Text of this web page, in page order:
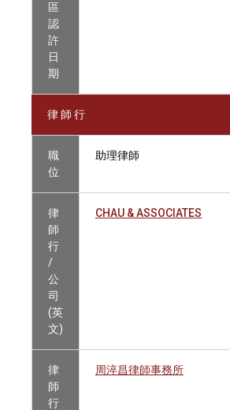
區
認
許
日
期
律 師 行
職
位
助理律師
律
師
行
/
公
司
(英
文)
CHAU & ASSOCIATES
律
師
行
周淬昌律師事務所